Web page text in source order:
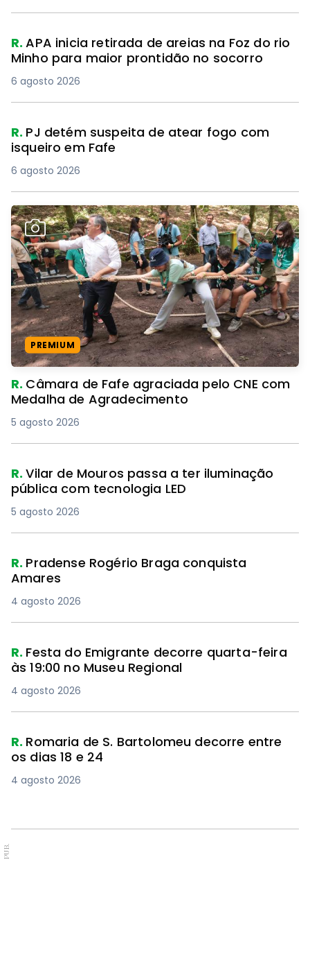
R.APA inicia retirada de areias na Foz do rio
Minho para maior prontidão no socorro
6 agosto 2026
R. PJ detém suspeita de atear fogo com
isqueiro em Fafe
6 agosto 2026
PREMIUM
R. Câmara de Fafe agraciada pelo CNE com
Medalha de Agradecimento
5 agosto 2026
R.Vilar de Mouros passa a ter iluminação
pública com tecnologia LED
5 agosto 2026
R. Pradense Rogério Braga conquista
Amares
4 agosto 2026
R. Festa do Emigrante decorre quarta-feira
às 19:00 no Museu Regional
4 agosto 2026
R. Romaria de S. Bartolomeu decorre entre
os dias 18 e 24
4 agosto 2026
PUB.